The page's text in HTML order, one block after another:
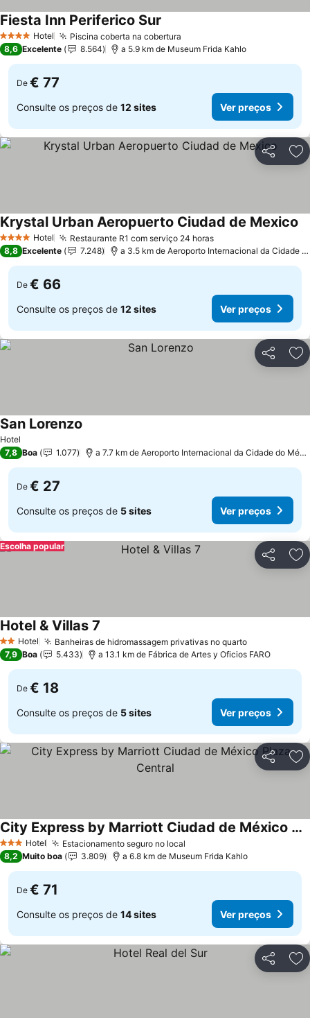
4 EstrelasHotel Piscina coberta na cobertura
Fiesta Inn Periferico Sur
8,6 Excelente 8.564 a 5.9 km de Museum Frida Kahlo
De € 77
Consulte os preços de 12 sites Ver preços
Partilhar
4 EstrelasHotel Restaurante R1 com serviço 24 horasVer preços
Krystal Urban Aeropuerto Ciudad de Mexico
8,8 Excelente 7.248 a 3.5 km de Aeroporto Internacional da Cidade
De € 66
Consulte os preços de 12 sites Ver preços
Partilhar
Hotel
San Lorenzo
7,8 Boa 1.077 a 7.7 km de Aeroporto Internacional da Cidade do
De € 27
Consulte os preços de 5 sites Ver preços
Partilhar
Escolha popular
2 Estrelas
Hotel Banheiras de hidromassagem privativas no quartoVer preços
Hotel & Villas 7
7,9 Boa 5.433 a 13.1 km de Fábrica de Artes y Oficios FARO
De € 18
Consulte os preços de 5 sites Ver preços
Partilhar
3 EstrelasHotel Estacionamento seguro no local
City Express by Marriott Ciudad de México Plaza Central
Ver preços
8,2 Muito boa 3.809 a 6.8 km de Museum Frida Kahlo
De € 71
Consulte os preços de 14 sites Ver preços
Partilhar